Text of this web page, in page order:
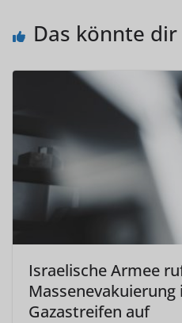
Das könnte
Israelische Armee
Gazastreifen auf